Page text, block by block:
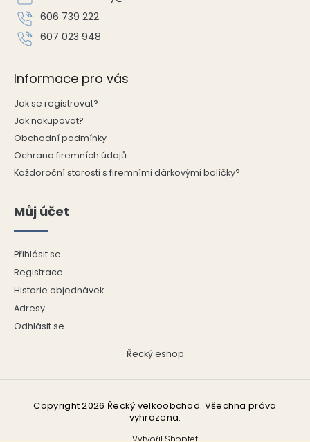
606 739 222
607 023 948
Informace pro vás
Jak se registrovat?
Jak nakupovat?
Obchodní podmínky
Ochrana firemních údajů
Každoroční starosti s firemními dárkovými balíčky?
Můj účet
Přihlásit se
Registrace
Historie objednávek
Adresy
Odhlásit se
Řecký eshop
Vytvořil Shoptet
Copyright 2026 Řecký velkoobchod. Všechna práva
vyhrazena.